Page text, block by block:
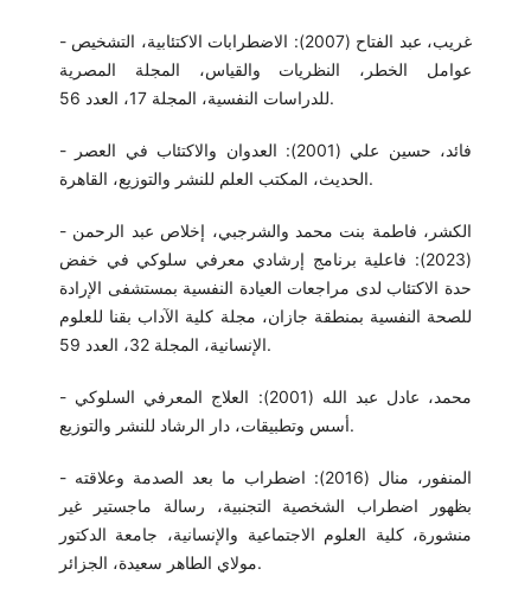
- غريب، عبد الفتاح (2007): الاضطرابات الاكتئابية، التشخيص
عوامل الخطر، النظريات والقياس، المجلة المصرية
للدراسات النفسية، المجلة 17، العدد 56.
- فائد، حسين علي (2001): العدوان والاكتئاب في العصر
الحديث، المكتب العلم للنشر والتوزيع، القاهرة.
- الكشر، فاطمة بنت محمد والشرجبي، إخلاص عبد الرحمن
(2023): فاعلية برنامج إرشادي معرفي سلوكي في خفض
حدة الاكتئاب لدى مراجعات العيادة النفسية بمستشفى الإرادة
للصحة النفسية بمنطقة جازان، مجلة كلية الآداب بقنا للعلوم
الإنسانية، المجلة 32، العدد 59.
- محمد، عادل عبد الله (2001): العلاج المعرفي السلوكي
أسس وتطبيقات، دار الرشاد للنشر والتوزيع.
- المنفور، منال (2016): اضطراب ما بعد الصدمة وعلاقته
بظهور اضطراب الشخصية التجنبية، رسالة ماجستير غير
منشورة، كلية العلوم الاجتماعية والإنسانية، جامعة الدكتور
مولاي الطاهر سعيدة، الجزائر.